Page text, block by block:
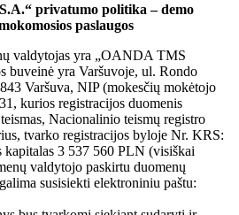
privatumo politika – demo
paslaugos
valdytojas yra „OANDA TMS
buveinė yra Varšuvoje, ul. Rondo
Varšuva, NIP (mokesčių mokėtojo
kurios registracijos duomenis
Nacionalinio teismų registro
tvarko registracijos byloje Nr. KRS:
kapitalas 3 537 560 PLN (visiškai
valdytojo paskirtu duomenų
susisiekti elektroniniu paštu: